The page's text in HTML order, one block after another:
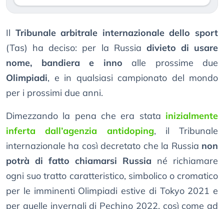
Il Tribunale arbitrale internazionale dello sport
(Tas) ha deciso: per la Russia divieto di usare
nome, bandiera e inno alle prossime due
Olimpiadi, e in qualsiasi campionato del mondo
per i prossimi due anni.
Dimezzando la pena che era stata inizialmente
inferta dall’agenzia antidoping, il Tribunale
internazionale ha così decretato che la Russia non
potrà di fatto chiamarsi Russia né richiamare
ogni suo tratto caratteristico, simbolico o cromatico
per le imminenti Olimpiadi estive di Tokyo 2021 e
per quelle invernali di Pechino 2022, così come ad